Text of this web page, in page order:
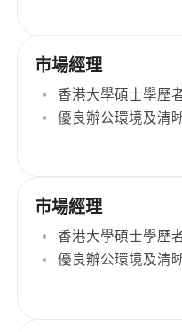
市場經理
香港大學碩士學歷
優良辦公環境及清
市場經理
香港大學碩士學歷
優良辦公環境及清